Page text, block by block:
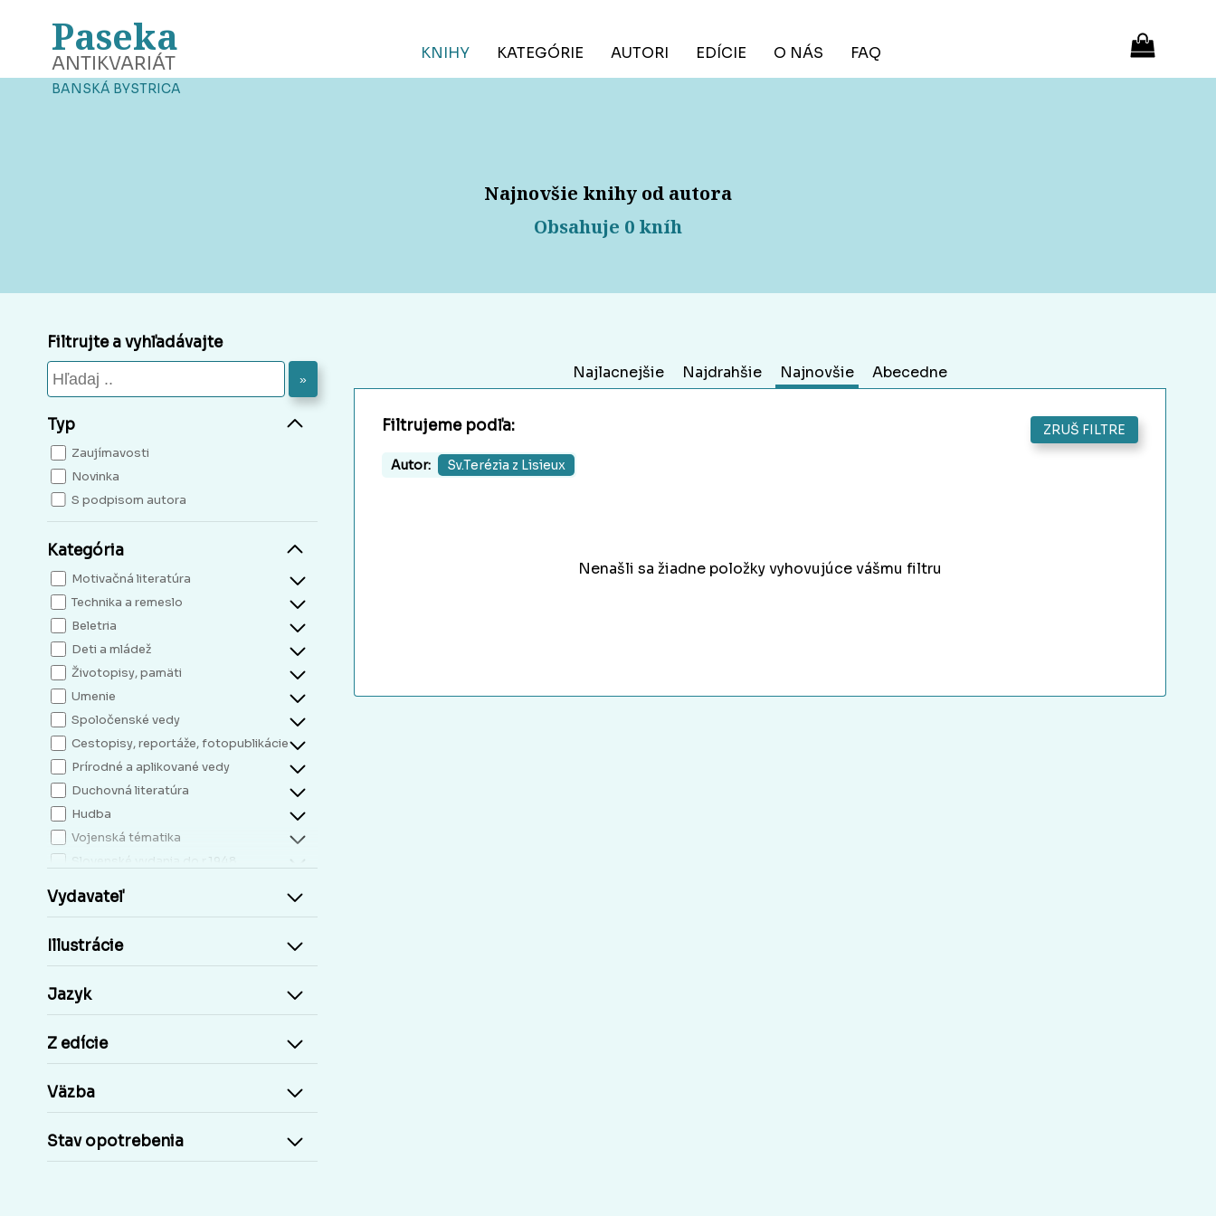
Paseka
ANTIKVARIÁT
BANSKÁ BYSTRICA
KNIHY KATEGÓRIE AUTORI EDÍCIE O NÁS FAQ
Najnovšie knihy od autora
Obsahuje 0 kníh
Filtrujte a vyhľadávajte
»
Typ
Zaujímavosti
Novinka
S podpisom autora
Kategória
Motivačná literatúra
Technika a remeslo
Beletria
Deti a mládež
Životopisy, pamäti
Umenie
Spoločenské vedy
Cestopisy, reportáže, fotopublikácie
Prírodné a aplikované vedy
Duchovná literatúra
Hudba
Vojenská tématika
Slovenské vydania do r.1948
Kresťanská literatúra
Príroda a človek
Cudzie jazyky, učebnice a slovníky
Učebnice základná škola
Staré tlače, Early prints
Časopisy a noviny
Vydavateľ
Illustrácie
Jazyk
Z edície
Väzba
Stav opotrebenia
Najlacnejšie Najdrahšie Najnovšie Abecedne
Filtrujeme podľa: ZRUŠ FILTRE
Autor: Sv.Terézia z Lisieux
Nenašli sa žiadne položky vyhovujúce vášmu filtru